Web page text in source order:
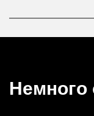
Немного